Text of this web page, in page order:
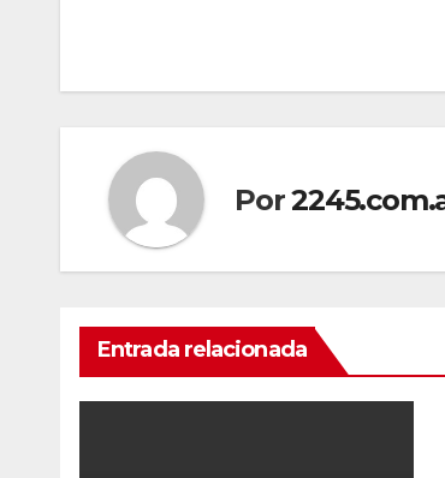
Por
Entrada relacionada